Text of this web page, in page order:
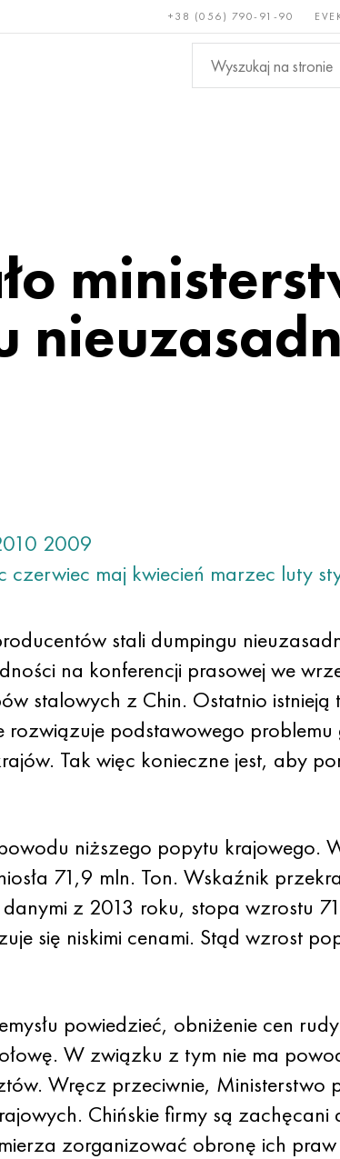
+38 (056) 790-91-90
miedź, Metale
nieżelazne
2009
czerwiec maj kwiecień marzec luty
stali dumpingu
na konferencji prasowej we
stalowych z Chin. Ostatnio istnieją
rozwiązuje podstawowego
Tak więc konieczne jest, aby
niższego popytu krajowego.
71,9 mln. Ton. Wskaźnik
z 2013 roku, stopa wzrostu
się niskimi cenami. Stąd wzrost
powiedzieć, obniżenie cen
W związku z tym nie ma
Wręcz przeciwnie, Ministerstwo
Chińskie firmy są zachęcani
zorganizować obronę ich